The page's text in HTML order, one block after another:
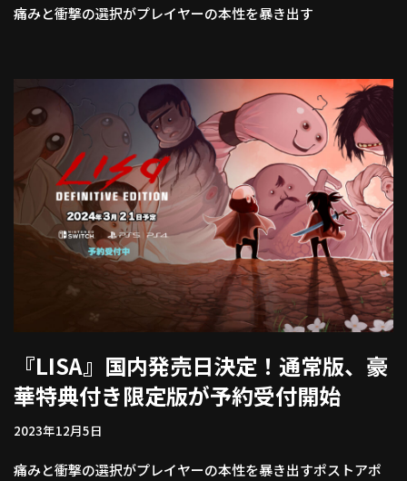
痛みと衝撃の選択がプレイヤーの本性を暴き出す
『LISA』国内発売日決定！通常版、豪
華特典付き限定版が予約受付開始
2023年12月5日
痛みと衝撃の選択がプレイヤーの本性を暴き出すポストアポ